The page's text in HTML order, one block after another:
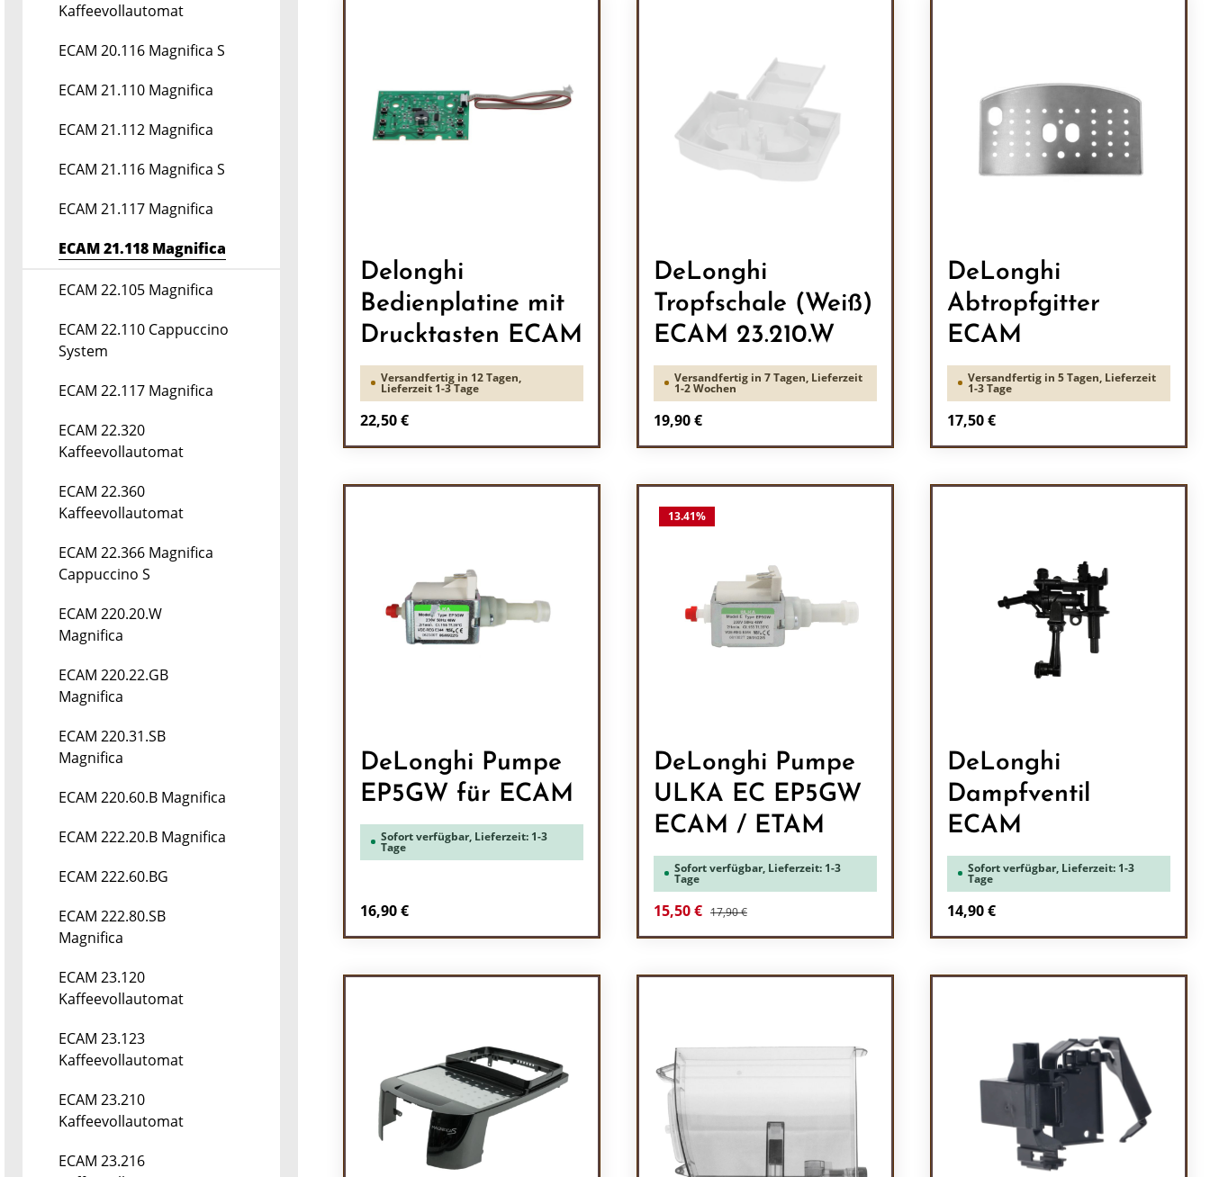
Kaffeevollautomat
ECAM 20.116 Magnifica S
ECAM 21.110 Magnifica
ECAM 21.112 Magnifica
ECAM 21.116 Magnifica S
ECAM 21.117 Magnifica
ECAM 21.118 Magnifica
ECAM 22.105 Magnifica
ECAM 22.110 Cappuccino
System
ECAM 22.117 Magnifica
ECAM 22.320
Kaffeevollautomat
ECAM 22.360
Kaffeevollautomat
ECAM 22.366 Magnifica
Cappuccino S
ECAM 220.20.W
Magnifica
ECAM 220.22.GB
Magnifica
ECAM 220.31.SB
Magnifica
ECAM 220.60.B Magnifica
ECAM 222.20.B Magnifica
ECAM 222.60.BG
ECAM 222.80.SB
Magnifica
ECAM 23.120
Kaffeevollautomat
ECAM 23.123
Kaffeevollautomat
ECAM 23.210
Kaffeevollautomat
ECAM 23.216
Delonghi
Bedienplatine mit
Drucktasten ECAM
Versandfertig in 12 Tagen,
Lieferzeit 1-3 Tage
Regulärer Preis:
22,50 €
DeLonghi
Tropfschale (Weiß)
ECAM 23.210.W
Versandfertig in 7 Tagen, Lieferzeit
1-2 Wochen
Regulärer Preis:
19,90 €
DeLonghi
Abtropfgitter
ECAM
Versandfertig in 5 Tagen, Lieferzeit
1-3 Tage
Regulärer Preis:
17,50 €
DeLonghi Pumpe
EP5GW für ECAM
Sofort verfügbar, Lieferzeit: 1-3
Tage
Regulärer Preis:
16,90 €
13.41%
DeLonghi Pumpe
ULKA EC EP5GW
ECAM / ETAM
Sofort verfügbar, Lieferzeit: 1-3
Tage
Verkaufspreis:
15,50 € 17,90 €
DeLonghi
Dampfventil
ECAM
Sofort verfügbar, Lieferzeit: 1-3
Tage
Regulärer Preis:
14,90 €